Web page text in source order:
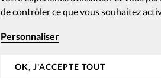
de contrôler ce que vous souhaitez
Personnaliser
OK, J'ACCEPTE TOUT
Evangéliques.info
Monde